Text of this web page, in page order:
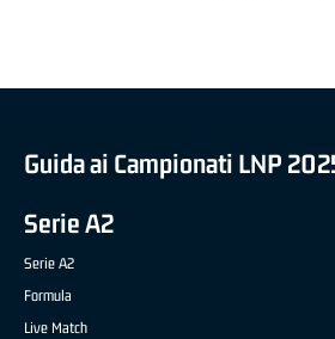
Guida ai Campionati LNP
Serie A2
Serie A2
Formula
Live Match